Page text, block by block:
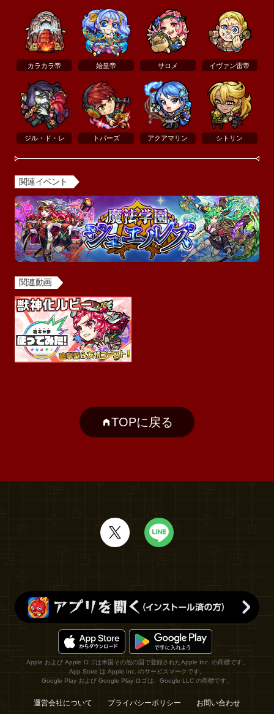
カラカラ帝 始皇帝 サロメ イヴァン雷帝
ジル・ド・レ トパーズ アクアマリン シトリン
関連イベント
関連動画
TOPに戻る
Apple および Apple ロゴは米国その他の国で登録されたApple Inc. の商標です。
App Store は Apple Inc. のサービスマークです。
Google Play および Google Play ロゴは、Google LLC の商標です。
運営会社について プライバシーポリシー お問い合わせ